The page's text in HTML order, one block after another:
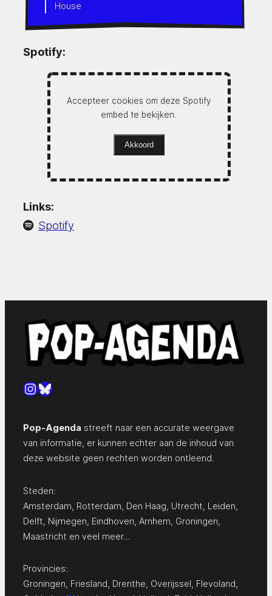
House
Spotify:
Accepteer cookies om deze Spotify
embed te bekijken.
Akkoord
Links:
Spotify
Instagram
Bluesky
Pop-Agenda streeft naar een accurate weergave
van informatie, er kunnen echter aan de inhoud van
deze website geen rechten worden ontleend.
Steden:
Amsterdam Rotterdam Den Haag Utrecht Leiden
Delft Nijmegen Eindhoven Arnhem Groningen
Maastricht en veel meer…
Provincies:
Groningen Friesland Drenthe Overijssel Flevoland